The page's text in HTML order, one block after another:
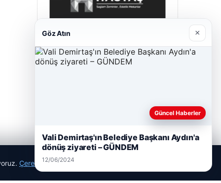
Çerez Politikamız
Göz Atın ×
Güncel Haberler
Vali Demirtaş'ın Belediye Başkanı Aydın'a
dönüş ziyareti – GÜNDEM
12/06/2024